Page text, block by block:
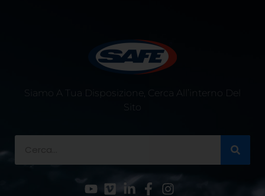
Siamo A Tua Disposizione, Cerca All’interno Del
Sito